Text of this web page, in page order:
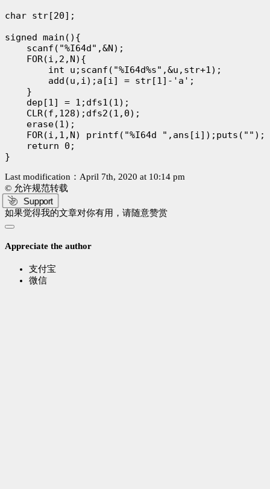
char str[20];
signed main(){
    scanf("%I64d",&N);
    FOR(i,2,N){
        int u;scanf("%I64d%s",&u,str+1);
        add(u,i);a[i] = str[1]-'a';
    }
    dep[1] = 1;dfs1(1);
    CLR(f,128);dfs2(1,0);
    erase(1);
    FOR(i,1,N) printf("%I64d ",ans[i]);puts("");
    return 0;
Last modification：April 7th, 2020 at 10:14 pm
© 允许规范转载
Support
如果觉得我的文章对你有用，请随意赞赏
Appreciate the author
支付宝
微信